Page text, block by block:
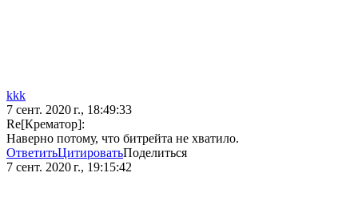
kkk
7 сент. 2020 г., 18:49:33
Re[Крематор]:
Наверно потому, что битрейта не хватило.
ОтветитьЦитироватьПоделиться
7 сент. 2020 г., 19:15:42